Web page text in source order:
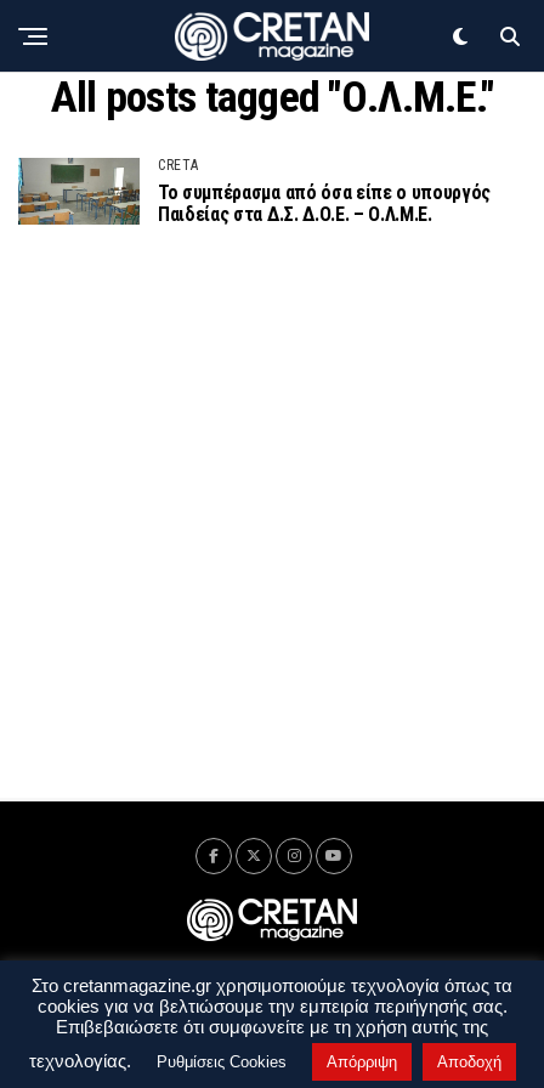
All posts tagged "Ο.Λ.Μ.Ε."
CRETA
Το συμπέρασμα από όσα είπε ο υπουργός
Παιδείας στα Δ.Σ. Δ.Ο.Ε. – Ο.Λ.Μ.Ε.
Ταυτότητα Πολιτική Απορρήτου
Όροι Χρήσης
Όροι και Προϋποθέσεις
Στο cretanmagazine.gr χρησιμοποιούμε τεχνολογία όπως τα
cookies για να βελτιώσουμε την εμπειρία περιήγησής σας.
Επιβεβαιώσετε ότι συμφωνείτε με τη χρήση αυτής της
τεχνολογίας.
Ρυθμίσεις Cookies Απόρριψη Αποδοχή